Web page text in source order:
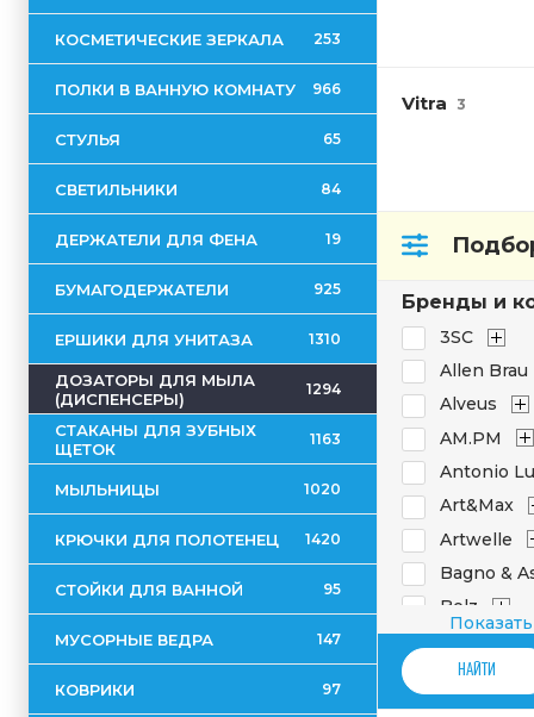
КОСМЕТИЧЕСКИЕ ЗЕРКАЛА 253
ПОЛКИ В ВАННУЮ КОМНАТУ 966
СТУЛЬЯ 65
СВЕТИЛЬНИКИ 84
ДЕРЖАТЕЛИ ДЛЯ ФЕНА 19
БУМАГОДЕРЖАТЕЛИ 925
ЕРШИКИ ДЛЯ УНИТАЗА 1310
ДОЗАТОРЫ ДЛЯ МЫЛА
(ДИСПЕНСЕРЫ)
1294
СТАКАНЫ ДЛЯ ЗУБНЫХ
ЩЕТОК
1163
МЫЛЬНИЦЫ 1020
КРЮЧКИ ДЛЯ ПОЛОТЕНЕЦ 1420
СТОЙКИ ДЛЯ ВАННОЙ 95
МУСОРНЫЕ ВЕДРА 147
КОВРИКИ 97
Vitra 3
Бренды и
3SC
Allen Brau
Alveus
AM.PM
Antonio
Art&Max
Artwelle
Bagno &
Belz
Bemeta
Bertocci
Blanco